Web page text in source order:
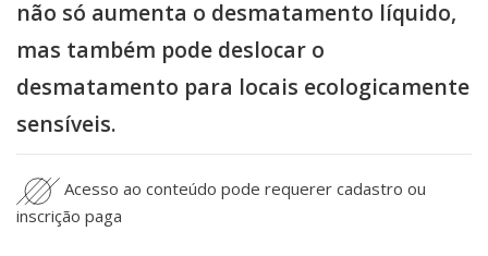
não só aumenta o desmatamento líquido,
mas também pode deslocar o
desmatamento para locais ecologicamente
sensíveis.
Acesso ao conteúdo pode requerer cadastro ou
inscrição paga